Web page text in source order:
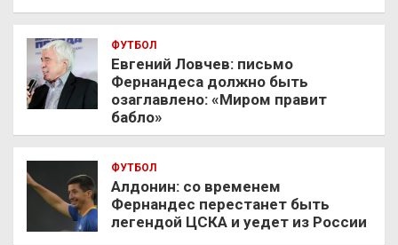
ФУТБОЛ
Евгений Ловчев: письмо
Фернандеса должно быть
озаглавлено: «Миром правит
бабло»
ФУТБОЛ
Алдонин: со временем
Фернандес перестанет быть
легендой ЦСКА и уедет из России